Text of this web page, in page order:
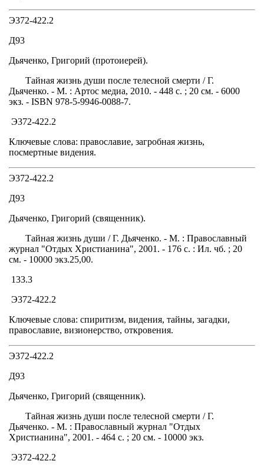
Э372-422.2
Д93
Дьяченко, Григорий (протоиерей).
Тайная жизнь души после телесной смерти / Г.
Дьяченко. - М. : Артос медиа, 2010. - 448 с. ; 20 см. - 6000
экз. - ISBN 978-5-9946-0088-7.
Э372-422.2
Ключевые слова: православие, загробная жизнь,
посмертные видения.
Э372-422.2
Д93
Дьяченко, Григорий (священник).
Тайная жизнь души / Г. Дьяченко. - М. : Православный
журнал "Отдых Христианина", 2001. - 176 с. : Ил. чб. ; 20
см. - 10000 экз.25,00.
133.3
Э372-422.2
Ключевые слова: спиритизм, видения, тайны, загадки,
православие, визионерство, откровения.
Э372-422.2
Д93
Дьяченко, Григорий (священник).
Тайная жизнь души после телесной смерти / Г.
Дьяченко. - М. : Православный журнал "Отдых
Христианина", 2001. - 464 с. ; 20 см. - 10000 экз.
Э372-422.2